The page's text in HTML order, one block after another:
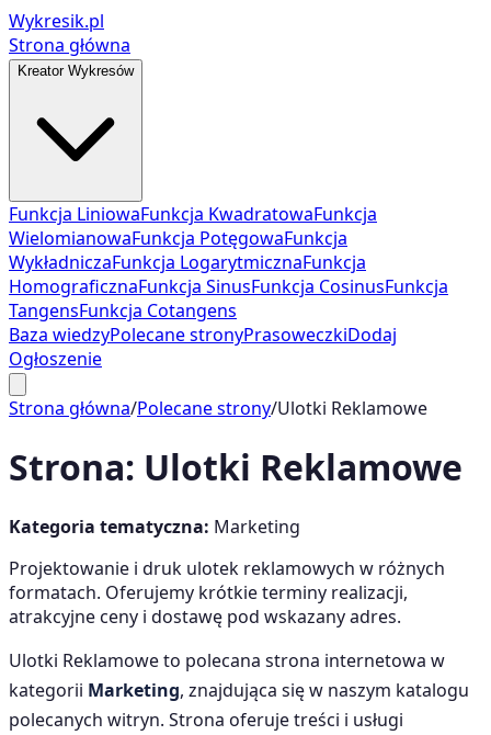
Wykresik.pl
Strona główna
Kreator Wykresów
Funkcja LiniowaFunkcja KwadratowaFunkcja
WielomianowaFunkcja PotęgowaFunkcja
WykładniczaFunkcja LogarytmicznaFunkcja
HomograficznaFunkcja SinusFunkcja CosinusFunkcja
TangensFunkcja Cotangens
Baza wiedzyPolecane stronyPrasoweczkiDodaj
Ogłoszenie
Strona główna/Polecane strony/Ulotki Reklamowe
Strona: Ulotki Reklamowe
Kategoria tematyczna: Marketing
Projektowanie i druk ulotek reklamowych w różnych
formatach. Oferujemy krótkie terminy realizacji,
atrakcyjne ceny i dostawę pod wskazany adres.
Ulotki Reklamoweto polecana strona internetowa w
kategorii Marketing, znajdująca się w naszym katalogu
polecanych witryn. Strona oferuje treści i usługi